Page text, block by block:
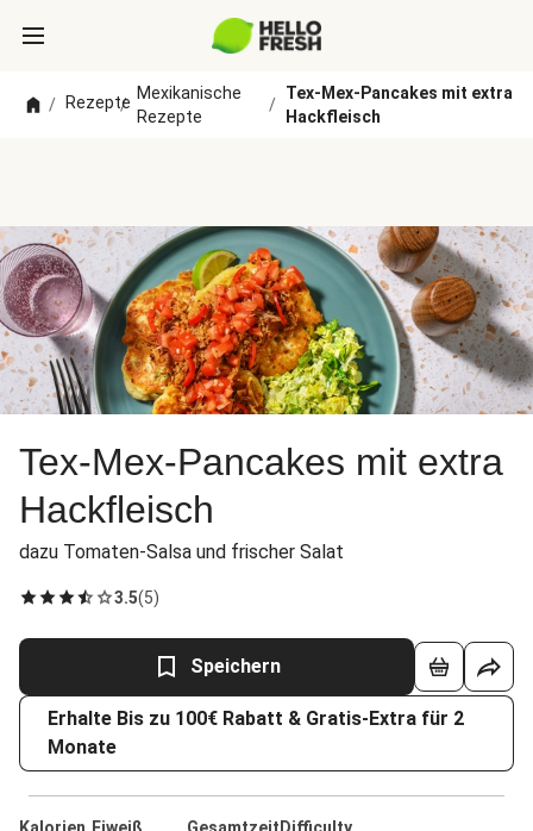
/ Rezepte
/
Mexikanische
Rezepte
/
Tex-Mex-Pancakes mit extra
Hackfleisch
Tex-Mex-Pancakes mit extra
Hackfleisch
dazu Tomaten-Salsa und frischer Salat
3.5(5)
Speichern
Erhalte Bis zu 100€ Rabatt & Gratis-Extra für 2
Monate